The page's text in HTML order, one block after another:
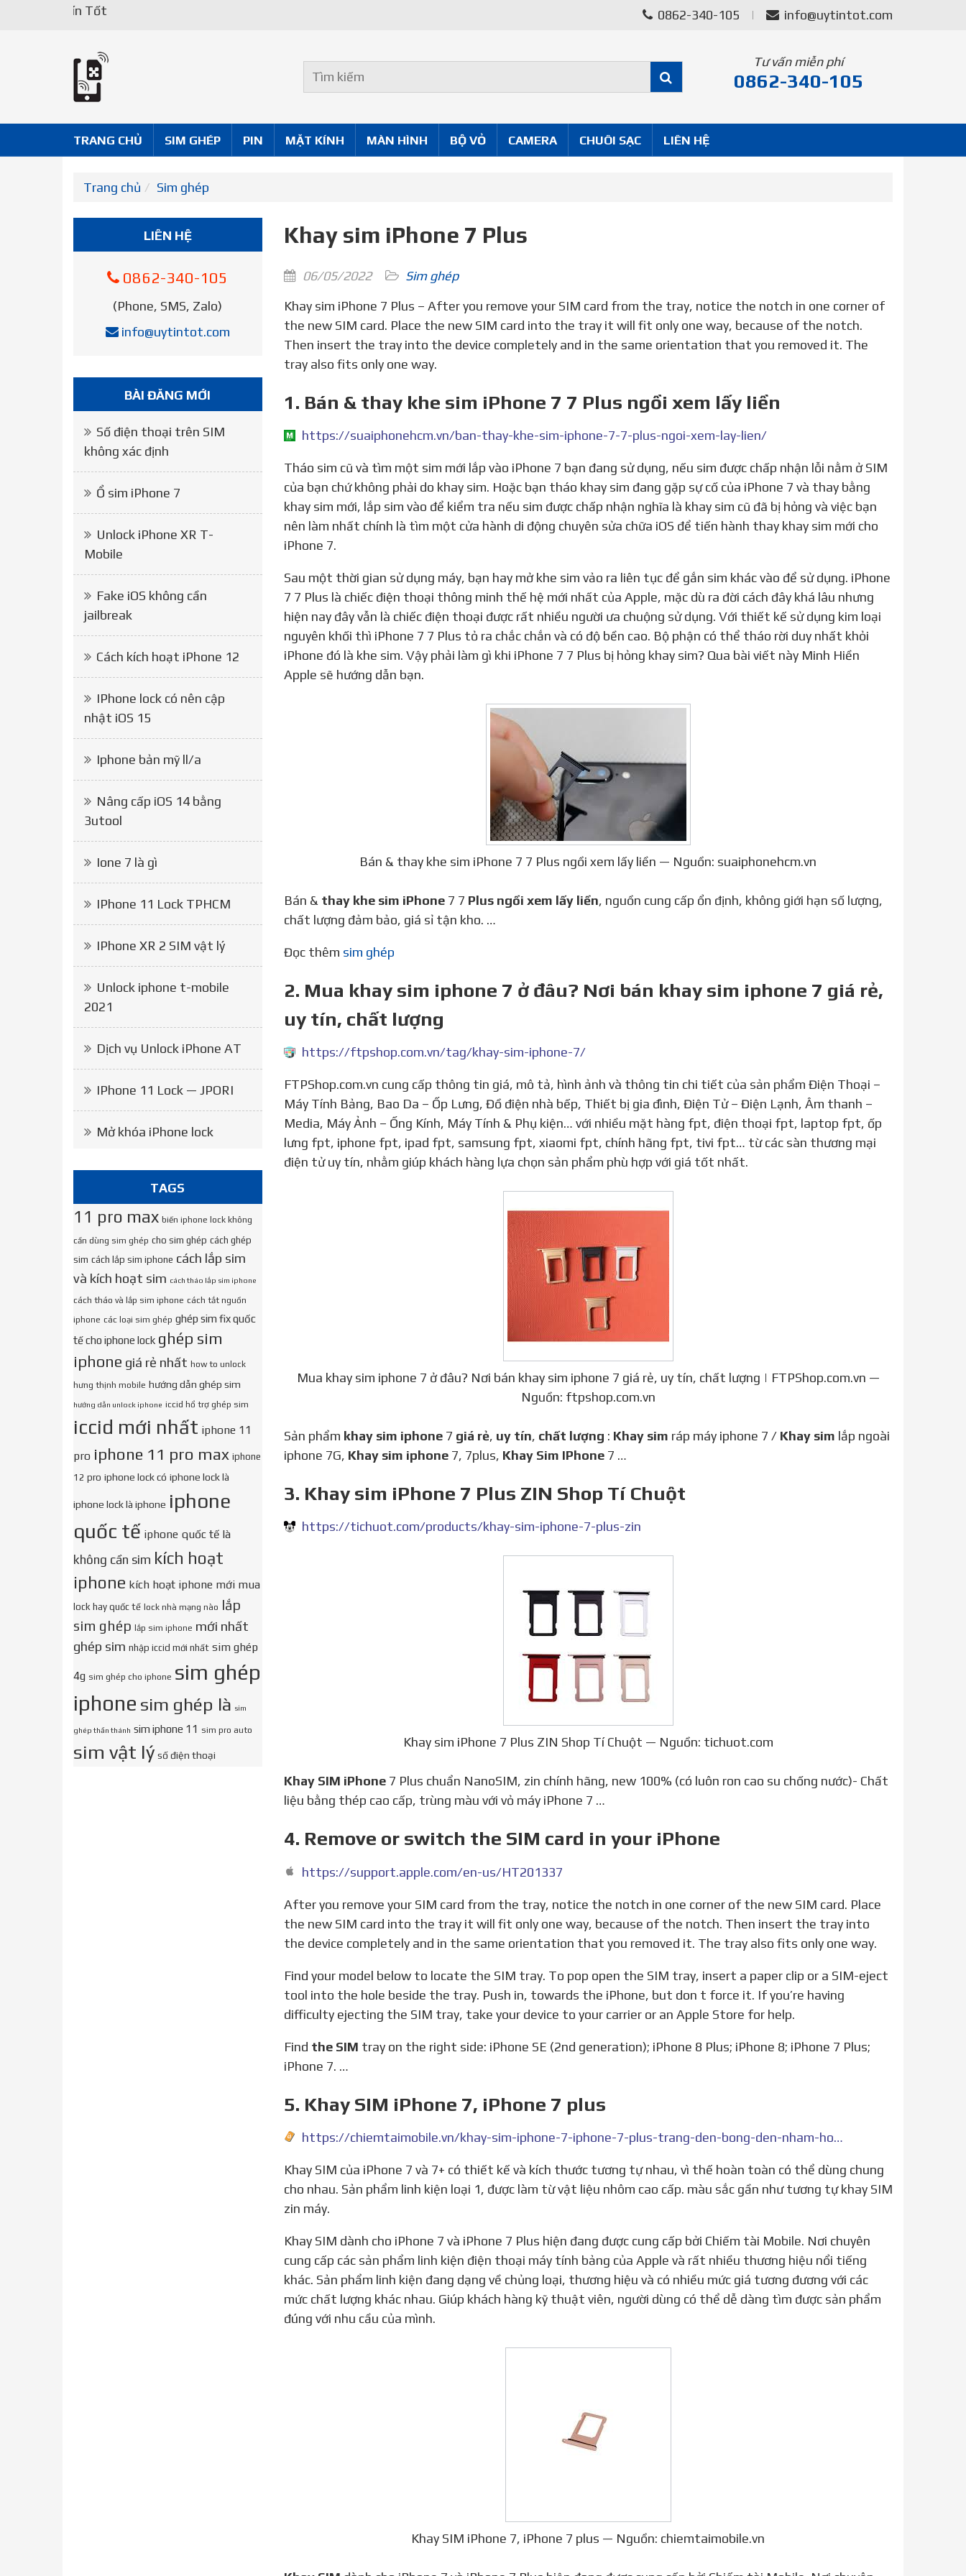
0862-340-105 info@uytintot.com
Tư vấn miễn phí
0862-340-105
TRANG CHỦ SIM GHÉP PIN MẶT KÍNH MÀN HÌNH BỘ VỎ CAMERA CHUÔI SẠC LIÊN HỆ
Trang chủ Sim ghép
Khay sim iPhone 7 Plus
06/05/2022
Sim ghép
Khay sim iPhone 7 Plus – After you remove your SIM card from the tray, notice the notch in one corner of
the new SIM card. Place the new SIM card into the tray it will fit only one way, because of the notch.
Then insert the tray into the device completely and in the same orientation that you removed it. The
tray also fits only one way.
1. Bán & thay khe sim iPhone 7 7 Plus ngồi xem lấy liền
https://suaiphonehcm.vn/ban-thay-khe-sim-iphone-7-7-plus-ngoi-xem-lay-lien/
Tháo sim cũ và tìm một sim mới lắp vào iPhone 7 bạn đang sử dụng, nếu sim được chấp nhận lỗi nằm ở SIM
của bạn chứ không phải do khay sim. Hoặc bạn tháo khay sim đang gặp sự cố của iPhone 7 và thay bằng
khay sim mới, lắp sim vào để kiểm tra nếu sim được chấp nhận nghĩa là khay sim cũ đã bị hỏng và việc bạn
nên làm nhất chính là tìm một cửa hành di động chuyên sửa chữa iOS để tiến hành thay khay sim mới cho
iPhone 7.
Sau một thời gian sử dụng máy, bạn hay mở khe sim vảo ra liên tục để gắn sim khác vào để sử dụng. iPhone
7 7 Plus là chiếc điện thoại thông minh thế hệ mới nhất của Apple, mặc dù ra đời cách đây khá lâu nhưng
hiện nay đây vẫn là chiếc điện thoại được rất nhiều người ưa chuộng sử dụng. Với thiết kế sử dụng kim loại
nguyên khối thì iPhone 7 7 Plus tỏ ra chắc chắn và có độ bền cao. Bộ phận có thể tháo rời duy nhất khỏi
iPhone đó là khe sim. Vậy phải làm gì khi iPhone 7 7 Plus bị hỏng khay sim? Qua bài viết này Minh Hiền
Apple sẽ hướng dẫn bạn.
Bán & thay khe sim iPhone 7 7 Plus ngồi xem lấy liền — Nguồn: suaiphonehcm.vn
Bán & thay khe sim iPhone7 7 Plus ngồi xem lấy liền, nguồn cung cấp ổn định, không giới hạn số lượng,
chất lượng đảm bảo, giá sỉ tận kho. …
Đọc thêm sim ghép
2. Mua khay sim iphone 7 ở đâu? Nơi bán khay sim iphone 7 giá rẻ,
uy tín, chất lượng
https://ftpshop.com.vn/tag/khay-sim-iphone-7/
FTPShop.com.vn cung cấp thông tin giá, mô tả, hình ảnh và thông tin chi tiết của sản phẩm Điện Thoại –
Máy Tính Bảng, Bao Da – Ốp Lưng, Đồ điện nhà bếp, Thiết bị gia đình, Điện Tử – Điện Lạnh, Âm thanh –
Media, Máy Ảnh – Ống Kính, Máy Tính & Phụ kiện… với nhiều mặt hàng fpt, điện thoại fpt, laptop fpt, ốp
lưng fpt, iphone fpt, ipad fpt, samsung fpt, xiaomi fpt, chính hãng fpt, tivi fpt… từ các sàn thương mại
điện tử uy tín, nhằm giúp khách hàng lựa chọn sản phẩm phù hợp với giá tốt nhất.
Mua khay sim iphone 7 ở đâu? Nơi bán khay sim iphone 7 giá rẻ, uy tín, chất lượng | FTPShop.com.vn —
Nguồn: ftpshop.com.vn
Sản phẩm khay sim iphone7 giá rẻ, uy tín, chất lượng : Khay sim ráp máy iphone 7 / Khay sim lắp ngoài
iphone 7G, Khay sim iphone7, 7plus, Khay Sim IPhone7 …
3. Khay sim iPhone 7 Plus ZIN Shop Tí Chuột
https://tichuot.com/products/khay-sim-iphone-7-plus-zin
Khay sim iPhone 7 Plus ZIN Shop Tí Chuột — Nguồn: tichuot.com
Khay SIM iPhone7 Plus chuẩn NanoSIM, zin chính hãng, new 100% (có luôn ron cao su chống nước)- Chất
liệu bằng thép cao cấp, trùng màu với vỏ máy iPhone 7 …
4. Remove or switch the SIM card in your iPhone
https://support.apple.com/en-us/HT201337
After you remove your SIM card from the tray, notice the notch in one corner of the new SIM card. Place
the new SIM card into the tray it will fit only one way, because of the notch. Then insert the tray into
the device completely and in the same orientation that you removed it. The tray also fits only one way.
Find your model below to locate the SIM tray. To pop open the SIM tray, insert a paper clip or a SIM-eject
tool into the hole beside the tray. Push in, towards the iPhone, but don t force it. If you’re having
difficulty ejecting the SIM tray, take your device to your carrier or an Apple Store for help.
Find the SIM tray on the right side: iPhone SE (2nd generation); iPhone 8 Plus; iPhone 8; iPhone 7 Plus;
iPhone 7. …
5. Khay SIM iPhone 7, iPhone 7 plus
https://chiemtaimobile.vn/khay-sim-iphone-7-iphone-7-plus-trang-den-bong-den-nham-hong-vang.html
Khay SIM của iPhone 7 và 7+ có thiết kế và kích thước tương tự nhau, vì thế hoàn toàn có thể dùng chung
cho nhau. Sản phẩm linh kiện loại 1, được làm từ vật liệu nhôm cao cấp. màu sắc gần như tương tự khay SIM
zin máy.
Khay SIM dành cho iPhone 7 và iPhone 7 Plus hiện đang được cung cấp bởi Chiếm tài Mobile. Nơi chuyên
cung cấp các sản phẩm linh kiện điện thoại máy tính bảng của Apple và rất nhiều thương hiệu nổi tiếng
khác. Sản phẩm linh kiện đang dạng về chủng loại, thương hiệu và có nhiều mức giá tương đương với các
mức chất lượng khác nhau. Giúp khách hàng kỹ thuật viên, người dùng có thể dễ dàng tìm được sản phẩm
đúng với nhu cầu của mình.
Khay SIM iPhone 7, iPhone 7 plus — Nguồn: chiemtaimobile.vn
LIÊN HỆ
0862-340-105
(Phone, SMS, Zalo)
info@uytintot.com
BÀI ĐĂNG MỚI
Số điện thoại trên SIM
không xác định
Ổ sim iPhone 7
Unlock iPhone XR T-
Mobile
Fake iOS không cần
jailbreak
Cách kích hoạt iPhone 12
IPhone lock có nên cập
nhật iOS 15
Iphone bản mỹ ll/a
Nâng cấp iOS 14 bằng
3utool
Ione 7 là gì
IPhone 11 Lock TPHCM
IPhone XR 2 SIM vật lý
Unlock iphone t-mobile
2021
Dịch vụ Unlock iPhone AT
IPhone 11 Lock — JPORI
Mở khóa iPhone lock
TAGS
11 pro max biến iphone lock không
cần dùng sim ghép cho sim ghép cách ghép
sim cách lắp sim iphone cách lắp sim
và kích hoạt sim cách tháo lắp sim iphone
cách tháo và lắp sim iphone cách tắt nguồn
iphone các loại sim ghép ghép sim fix quốc
tế cho iphone lock ghép sim
iphone giá rẻ nhất how to unlock
hưng thịnh mobile hướng dẫn ghép sim
hướng dẫn unlock iphone iccid hổ trợ ghép sim
iccid mới nhất iphone 11
pro iphone 11 pro max iphone
12 pro iphone lock có iphone lock là
iphone lock là iphone iphone
quốc tế iphone quốc tế là
không cần sim kích hoạt
iphone kích hoạt iphone mới mua
lock hay quốc tế lock nhà mạng nào lắp
sim ghép lắp sim iphone mới nhất
ghép sim nhập iccid mới nhất sim ghép
4g sim ghép cho iphone sim ghép
iphone sim ghép là sim
ghép thần thánh sim iphone 11 sim pro auto
sim vật lý số điện thoại